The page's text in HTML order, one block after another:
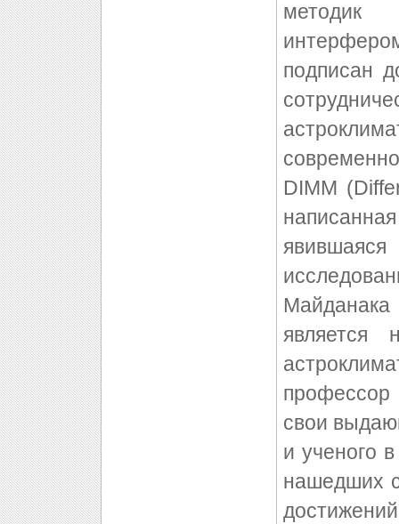
методик
подписан
DIMM
является
свои
и ученого
нашедших